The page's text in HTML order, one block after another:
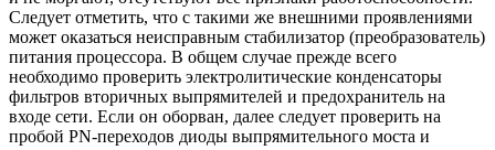
Следует отметить, что с такими же внешними проявлениями
может оказаться неисправным стабилизатор (преобразователь)
питания процессора. В общем случае прежде всего
необходимо проверить электролитические конденсаторы
фильтров вторичных выпрямителей и предохранитель на
входе сети. Если он оборван, далее следует проверить на
пробой PN-переходов диоды выпрямительного моста и